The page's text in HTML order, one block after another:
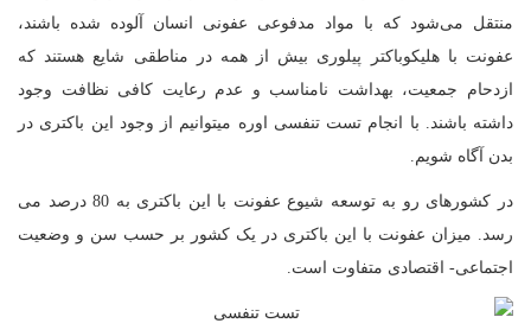
منتقل می‌شود که با مواد مدفوعی عفونی انسان آلوده شده باشند،
عفونت با هلیکوباکتر پیلوری بیش از همه در مناطقی شایع‌ هستند که
ازدحام جمعیت، بهداشت نامناسب و عدم رعایت کافی نظافت وجود
داشته باشند. با انجام تست تنفسی اوره میتوانیم از وجود این باکتری در
بدن آگاه شویم.
در کشورهای رو به توسعه شیوع عفونت با این باکتری به 80 درصد می
رسد. میزان عفونت با این باکتری در یک کشور بر حسب سن و وضعیت
اجتماعی- اقتصادی متفاوت است.